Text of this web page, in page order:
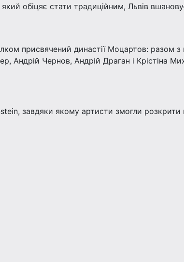
обіцяє стати традиційним, Львів
присвячений династії Моцартoв: разом
Андрій Чернов, Андрій Драган і Kрістіна
завдяки якому артисти змогли розкрити